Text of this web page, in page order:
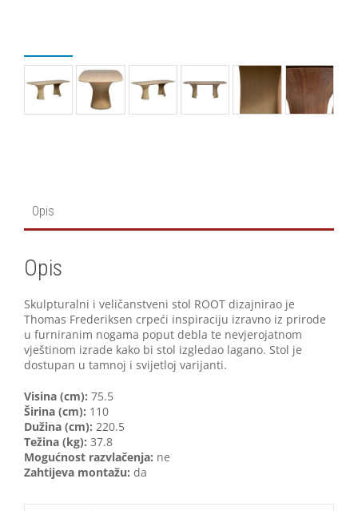
Opis
Opis
Skulpturalni i veličanstveni stol ROOT dizajnirao je
Thomas Frederiksen crpeći inspiraciju izravno iz prirode
u furniranim nogama poput debla te nevjerojatnom
vještinom izrade kako bi stol izgledao lagano. Stol je
dostupan u tamnoj i svijetloj varijanti.
Visina (cm): 75.5
Širina (cm): 110
Dužina (cm): 220.5
Težina (kg): 37.8
Mogućnost razvlačenja: ne
Zahtijeva montažu: da